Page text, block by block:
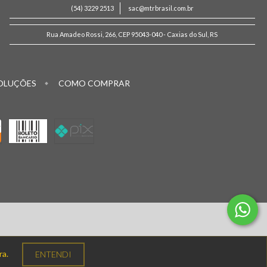
ENTENDI
(54) 3229 2513 sac@mtrbrasil.com.br
Rua Amadeo Rossi, 266, CEP 95043-040 - Caxias do Sul, RS
COMO COMPRAR